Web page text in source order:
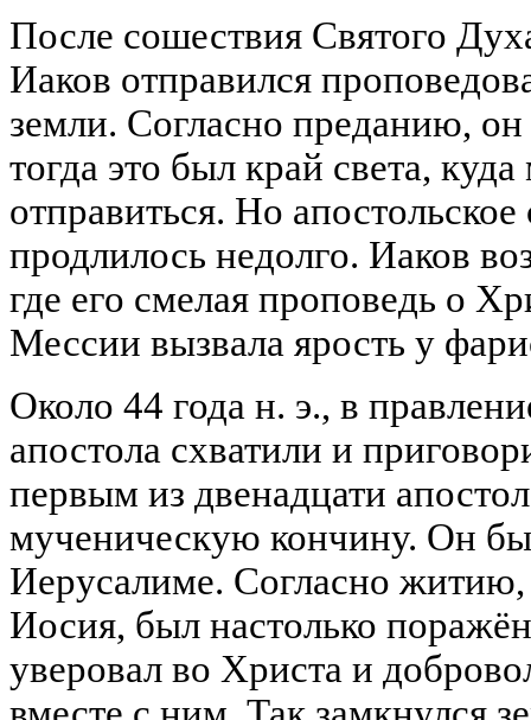
После сошествия Святого
Иаков отправился
земли. Согласно преданию,
тогда это был край света,
отправиться. Но
продлилось недолго. Иаков
где его смелая проповедь о
Мессии вызвала ярость у
Около 44 года н. э., в
апостола схватили и
первым из двенадцати
мученическую кончину. Он
Иерусалиме. Согласно
Иосия, был настолько
уверовал во Христа и